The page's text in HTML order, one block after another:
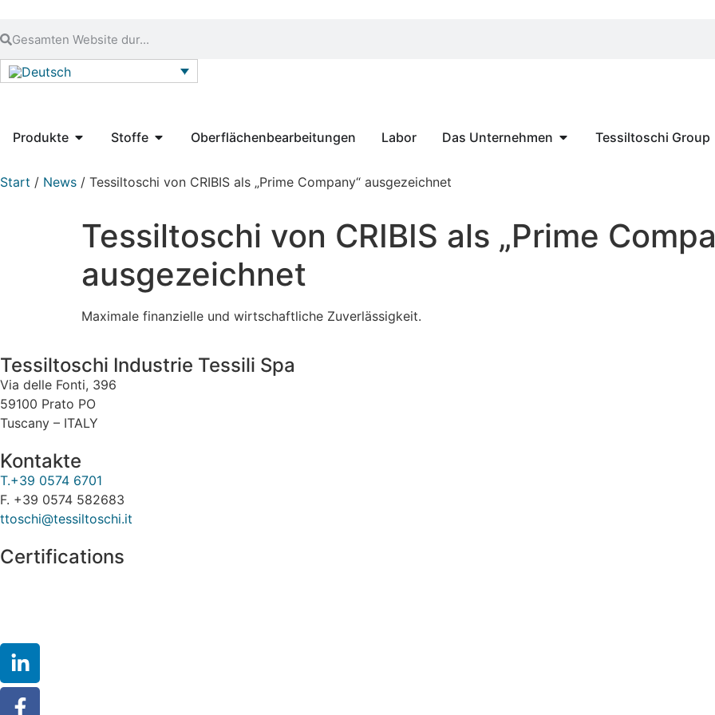
Produkte Stoffe Oberflächenbearbeitungen Labor Das Unternehmen Tessiltoschi Group
Start / News / Tessiltoschi von CRIBIS als „Prime Company“ ausgezeichnet
Tessiltoschi von CRIBIS als „Prime
ausgezeichnet
Maximale finanzielle und wirtschaftliche Zuverlässigkeit.
Tessiltoschi Industrie Tessili Spa
Via delle Fonti, 396
59100 Prato PO
Tuscany – ITALY
Kontakte
T.+39 0574 6701
F. +39 0574 582683
ttoschi@tessiltoschi.it
Certifications